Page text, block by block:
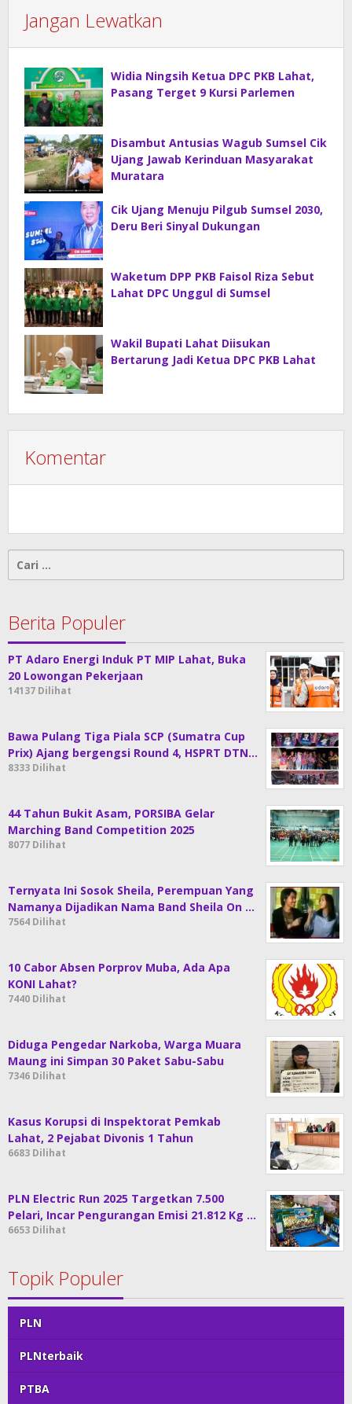
Jangan Lewatkan
Widia Ningsih Ketua DPC PKB Lahat,
Pasang Terget 9 Kursi Parlemen
Disambut Antusias Wagub Sumsel Cik
Ujang Jawab Kerinduan Masyarakat
Muratara
Cik Ujang Menuju Pilgub Sumsel 2030,
Deru Beri Sinyal Dukungan
Waketum DPP PKB Faisol Riza Sebut
Lahat DPC Unggul di Sumsel
Wakil Bupati Lahat Diisukan
Bertarung Jadi Ketua DPC PKB Lahat
Komentar
Cari
Berita Populer
PT Adaro Energi Induk PT MIP Lahat, Buka
20 Lowongan Pekerjaan
14137 Dilihat
Bawa Pulang Tiga Piala SCP (Sumatra Cup
Prix) Ajang bergengsi Round 4, HSPRT DTN…
8333 Dilihat
44 Tahun Bukit Asam, PORSIBA Gelar
Marching Band Competition 2025
8077 Dilihat
Ternyata Ini Sosok Sheila, Perempuan Yang
Namanya Dijadikan Nama Band Sheila On …
7564 Dilihat
10 Cabor Absen Porprov Muba, Ada Apa
KONI Lahat?
7440 Dilihat
Diduga Pengedar Narkoba, Warga Muara
Maung ini Simpan 30 Paket Sabu-Sabu
7346 Dilihat
Kasus Korupsi di Inspektorat Pemkab
Lahat, 2 Pejabat Divonis 1 Tahun
6683 Dilihat
PLN Electric Run 2025 Targetkan 7.500
Pelari, Incar Pengurangan Emisi 21.812 Kg …
6653 Dilihat
Topik Populer
PLN
PLNterbaik
PTBA